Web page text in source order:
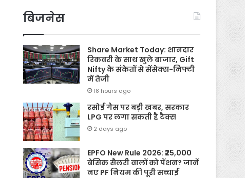
बिजनेस
Share Market Today: शानदार
रिकवरी के साथ खुले बाजार, Gift
Nifty के संकेतों से सेंसेक्स-निफ्टी
में तेजी
18 hours ago
रसोई गैस पर बड़ी खबर, सरकार
LPG पर लगा सकती है टैक्स
2 days ago
EPFO New Rule 2026: ₹25,000
बेसिक सैलरी वालों को पेंशन? जानें
नए PF नियम की पूरी सच्चाई